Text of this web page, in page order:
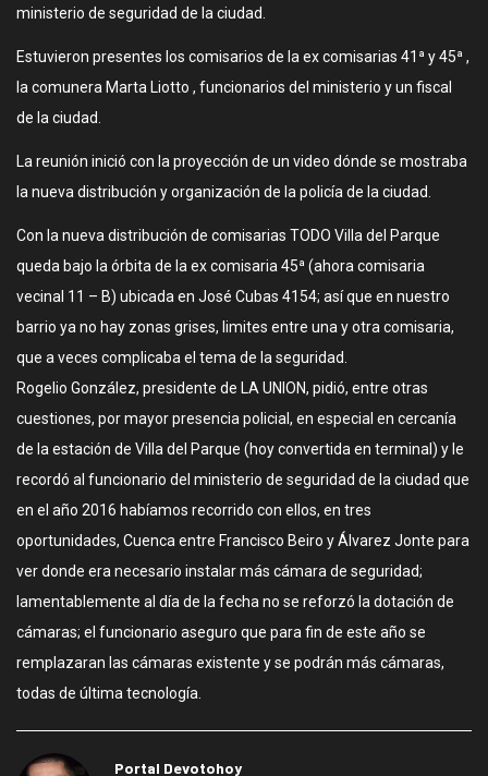
ministerio de seguridad de la ciudad.
Estuvieron presentes los comisarios de la ex comisarias 41ª y 45ª ,
la comunera Marta Liotto , funcionarios del ministerio y un fiscal
de la ciudad.
La reunión inició con la proyección de un video dónde se mostraba
la nueva distribución y organización de la policía de la ciudad.
Con la nueva distribución de comisarias TODO Villa del Parque
queda bajo la órbita de la ex comisaria 45ª (ahora comisaria
vecinal 11 – B) ubicada en José Cubas 4154; así que en nuestro
barrio ya no hay zonas grises, limites entre una y otra comisaria,
que a veces complicaba el tema de la seguridad.
Rogelio González, presidente de LA UNION, pidió, entre otras
cuestiones, por mayor presencia policial, en especial en cercanía
de la estación de Villa del Parque (hoy convertida en terminal) y le
recordó al funcionario del ministerio de seguridad de la ciudad que
en el año 2016 habíamos recorrido con ellos, en tres
oportunidades, Cuenca entre Francisco Beiro y Álvarez Jonte para
ver donde era necesario instalar más cámara de seguridad;
lamentablemente al día de la fecha no se reforzó la dotación de
cámaras; el funcionario aseguro que para fin de este año se
remplazaran las cámaras existente y se podrán más cámaras,
todas de última tecnología.
Portal Devotohoy